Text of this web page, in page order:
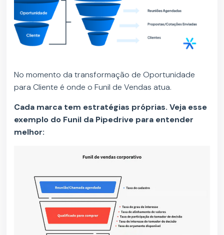
No momento da transformação de Oportunidade
para Cliente é onde o Funil de Vendas atua.
Cada marca tem estratégias próprias. Veja esse
exemplo do Funil da Pipedrive para entender
melhor: